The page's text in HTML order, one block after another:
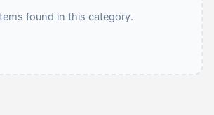
found in this category.